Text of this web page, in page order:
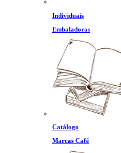
Individuais
Embaladoras
Catálogo
Marcas Café